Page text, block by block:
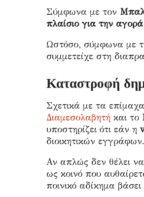
Σύμφωνα με τον
πλαίσιο για την
Ωστόσο, σύμφωνα με
συμμετείχε στη
Καταστροφή
Σχετικά με τα
Διαμεσολαβητή και το
υποστηρίζει ότι εάν η
διοικητικών εγγράφων.
Αν απλώς δεν θέλει
ως κοινό που
ποινικό αδίκημα